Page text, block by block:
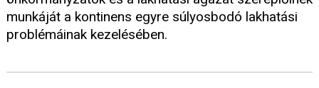
munkáját a kontinens egyre súlyosbodó lakhatási
problémáinak kezelésében.